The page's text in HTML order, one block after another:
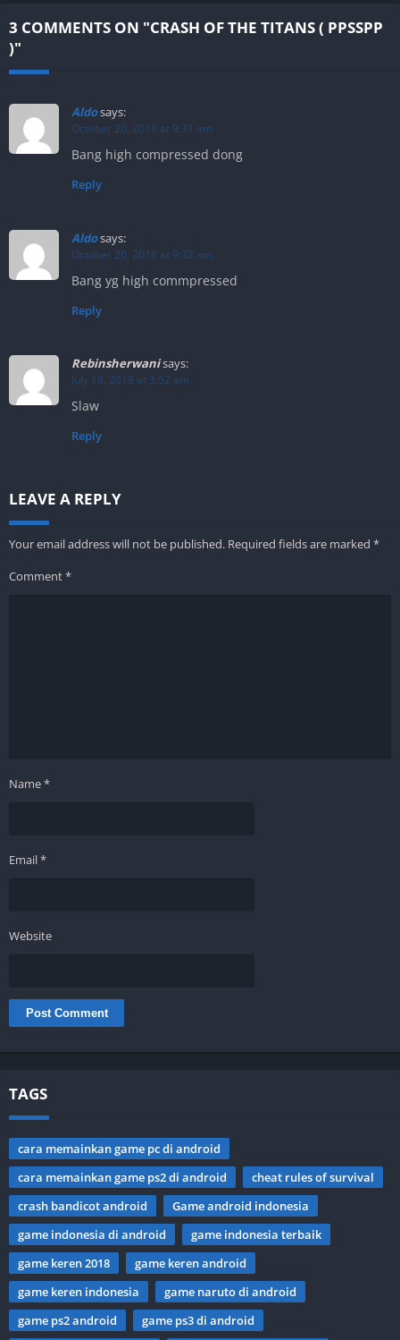
3 COMMENTS ON "CRASH OF THE TITANS ( PPSSPP
)"
Aldosays:
October 20, 2018 at 9:31 am
Bang high compressed dong
Reply
Aldosays:
October 20, 2018 at 9:32 am
Bang yg high commpressed
Reply
Rebinsherwanisays:
July 18, 2019 at 3:52 am
Slaw
Reply
LEAVE A REPLY
Your email address will not be published. Required fields are marked *
Comment*
Name*
Email*
Website
TAGS
cara memainkan game pc di android
cara memainkan game ps2 di android
cheat rules of survival
crash bandicot android
Game android indonesia
game indonesia di android
game indonesia terbaik
game keren 2018
game keren android
game keren indonesia
game naruto di android
game ps2 android
game ps3 di android